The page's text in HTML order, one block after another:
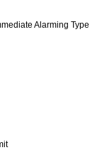
Alarming Type